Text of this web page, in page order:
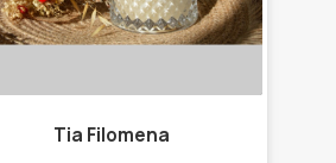
Tia Filomena